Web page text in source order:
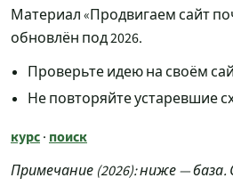
Материал «Продвигаем сайт
обновлён под 2026.
Проверьте идею на своём
Не повторяйте устаревшие
курс· поиск
Примечание (2026): ниже — база.